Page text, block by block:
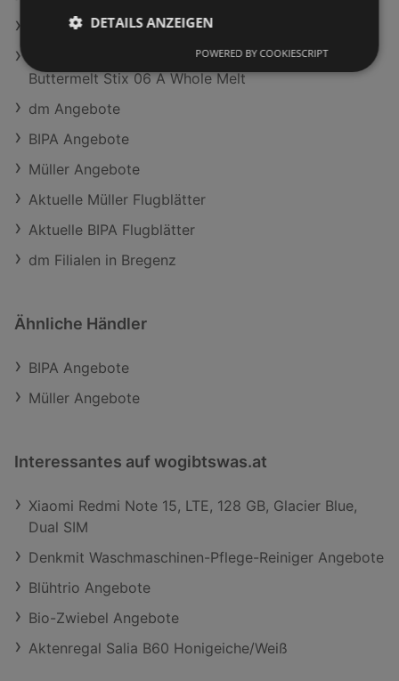
essence Nagellack Gel 03 Icing On The Cake
NYX PROFESSIONAL MAKEUP Highlighter
Buttermelt Stix 06 A Whole Melt
dm Angebote
BIPA Angebote
Müller Angebote
Aktuelle Müller Flugblätter
Aktuelle BIPA Flugblätter
dm Filialen in Bregenz
Ähnliche Händler
BIPA Angebote
Müller Angebote
Interessantes auf wogibtswas.at
Xiaomi Redmi Note 15, LTE, 128 GB, Glacier Blue,
Dual SIM
Denkmit Waschmaschinen-Pflege-Reiniger Angebote
Blühtrio Angebote
Bio-Zwiebel Angebote
Aktenregal Salia B60 Honigeiche/Weiß
DETAILS ANZEIGEN
POWERED BY COOKIESCRIPT